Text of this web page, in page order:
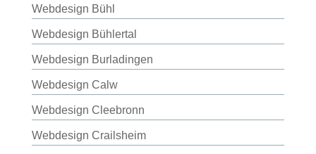
Webdesign Bühl
Webdesign Bühlertal
Webdesign Burladingen
Webdesign Calw
Webdesign Cleebronn
Webdesign Crailsheim